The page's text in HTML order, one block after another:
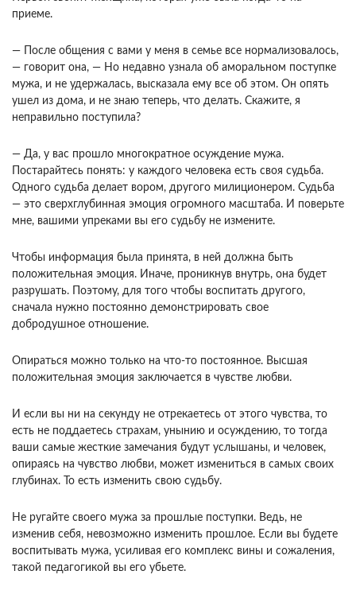
приеме.
— После общения с вами у меня в семье все нормализовалось,
— говорит она, — Но недавно узнала об аморальном поступке
мужа, и не удер­жалась, высказала ему все об этом. Он опять
ушел из дома, и не знаю теперь, что делать. Ска­жите, я
неправильно поступила?
— Да, у вас прошло многократное осуждение мужа.
Постарайтесь понять: у каждого человека есть своя судьба.
Одного судьба делает вором, другого милиционером. Судьба
— это сверхглу­бинная эмоция огромного масштаба. И поверьте
мне, вашими упреками вы его судьбу не измените.
Чтобы информация была принята, в ней должна быть
положительная эмоция. Иначе, проникнув внутрь, она будет
разрушать. Поэтому, для того чтобы воспитать другого,
сначала нужно постоян­но демонстрировать свое
добродушное отношение.
Опираться можно только на что-то постоянное. Высшая
положительная эмоция заключается в чувстве любви.
И если вы ни на секунду не отре­каетесь от этого чувства, то
есть не поддаетесь страхам, унынию и осуждению, то тогда
ваши самые жесткие замечания будут услышаны, и че­ловек,
опираясь на чувство любви, может изме­ниться в самых своих
глубинах. То есть изменить свою судьбу.
Не ругайте своего мужа за прошлые поступки. Ведь, не
изменив себя, невозможно изменить прошлое. Если вы будете
воспитывать мужа, уси­ливая его комплекс вины и сожаления,
такой пе­дагогикой вы его убьете.